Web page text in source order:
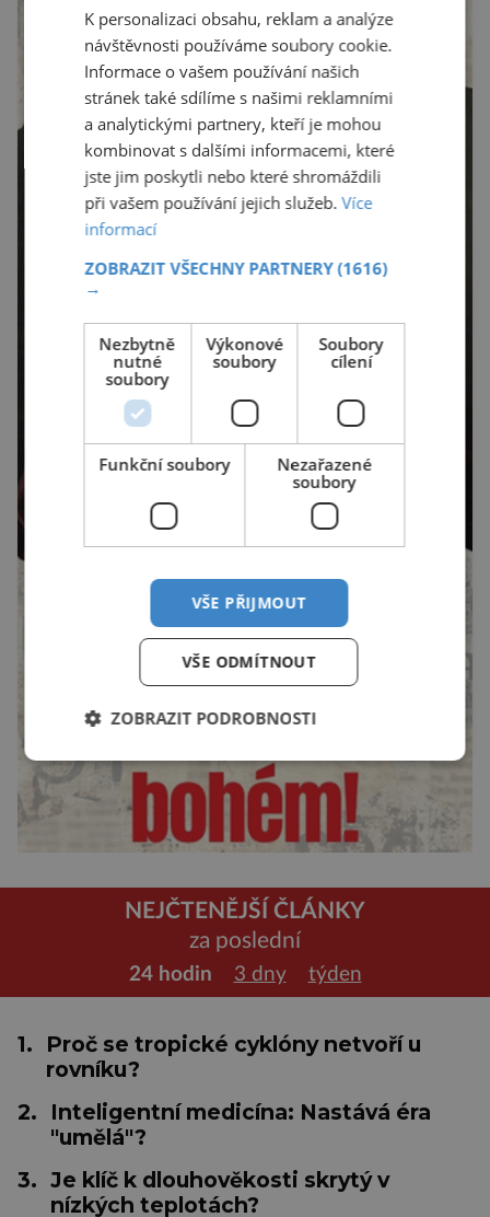
NEJČTENĚJŠÍ ČLÁNKY
za poslední
24 hodin 3 dny týden
1.
Proč se tropické cyklóny netvoří u
rovníku?
2.
Inteligentní medicína: Nastává éra
"umělá"?
3. Je klíč k dlouhověkosti skrytý v
nízkých teplotách?
K personalizaci obsahu, reklam a analýze
návštěvnosti používáme soubory cookie.
Informace o vašem používání našich
stránek také sdílíme s našimi reklamními
a analytickými partnery, kteří je mohou
kombinovat s dalšími informacemi, které
jste jim poskytli nebo které shromáždili
při vašem používání jejich služeb.Více
informací
ZOBRAZIT VŠECHNY PARTNERY(1616)
→
Nezbytně
nutné
soubory
Výkonové
soubory
Soubory
cílení
Funkční soubory
Nezařazené
soubory
VŠE PŘIJMOUT
VŠE ODMÍTNOUT
ZOBRAZIT PODROBNOSTI